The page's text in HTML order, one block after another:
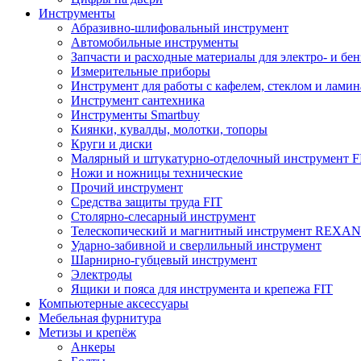
Инструменты
Абразивно-шлифовальный инструмент
Автомобильные инструменты
Запчасти и расходные материалы для электро- и
Измерительные приборы
Инструмент для работы с кафелем, стеклом и
Инструмент сантехника
Инструменты Smartbuy
Киянки, кувалды, молотки, топоры
Круги и диски
Малярный и штукатурно-отделочный инструмент
Ножи и ножницы технические
Прочий инструмент
Средства защиты труда FIT
Столярно-слесарный инструмент
Телескопический и магнитный инструмент
Ударно-забивной и сверлильный инструмент
Шарнирно-губцевый инструмент
Электроды
Ящики и пояса для инструмента и крепежа FIT
Компьютерные аксессуары
Мебельная фурнитура
Метизы и крепёж
Анкеры